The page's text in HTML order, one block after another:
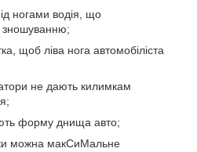
ногами водія, що
щоб ліва нога автомобіліста
не дають килимкам
форму днища авто;
можна макСиМальне